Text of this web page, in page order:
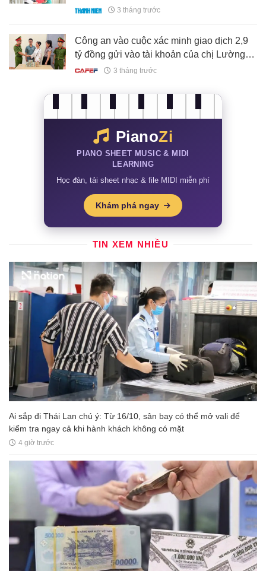
3 tháng trước
Công an vào cuộc xác minh giao dịch 2,9
tỷ đồng gửi vào tài khoản của chị Lường
Thị Loan 3 tháng trước
PianoZi
PIANO SHEET MUSIC & MIDI
LEARNING
Học đàn, tải sheet nhạc & file MIDI miễn phí
Khám phá ngay
TIN XEM NHIỀU
Ai sắp đi Thái Lan chú ý: Từ 16/10, sân bay có thể mở vali để
kiểm tra ngay cả khi hành khách không có mặt
4 giờ trước